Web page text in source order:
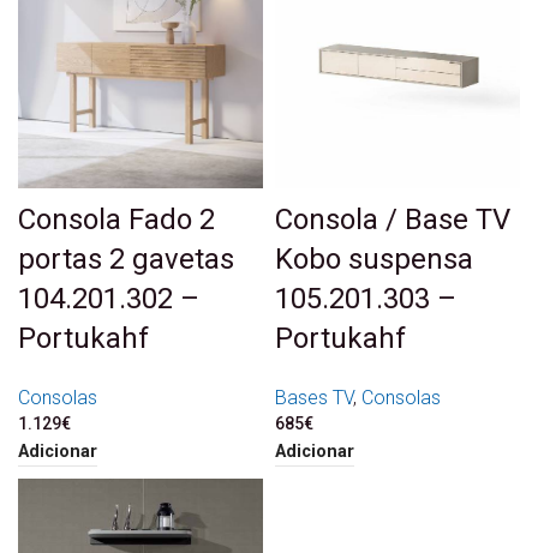
Consola Fado 2
portas 2 gavetas
104.201.302 –
Portukahf
Consolas
1.129€
Adicionar
Consola / Base TV
Kobo suspensa
105.201.303 –
Portukahf
Bases TV, Consolas
685€
Adicionar